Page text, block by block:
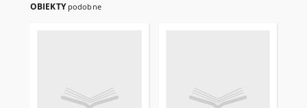
OBIEKTY podobne